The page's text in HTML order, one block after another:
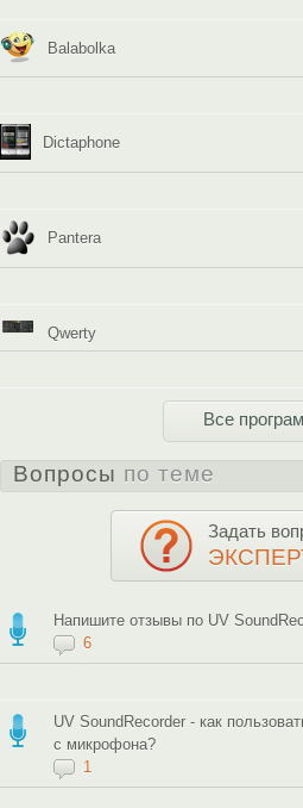
Balabolka
Dictaphone
Pantera
Qwerty
Все
Вопросы по теме
Задать
Напишите отзывы по UV
6
UV SoundRecorder - как
с микрофона?
1